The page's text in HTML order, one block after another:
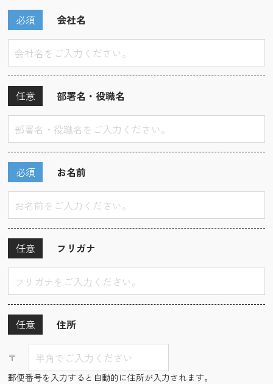
会社名
必須
部署名・役職名
任意
お名前
必須
フリガナ
任意
住所
任意
〒
郵便番号を入力すると自動的に住所が入力されます。